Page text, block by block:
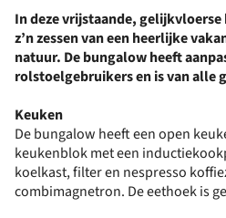
In deze vrijstaande,
z’n zessen van een heerlijke
natuur. De bungalow heeft
rolstoelgebruikers en is van alle
Keuken
De bungalow heeft een open
keukenblok met een
koelkast, filter en nespresso
combimagnetron. De eethoek is